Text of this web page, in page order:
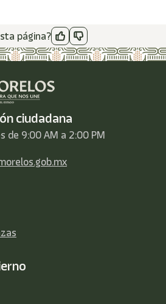
página?
ciudadana
de 9:00 AM a 2:00 PM